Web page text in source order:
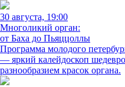
30 августа, 19:00
Многоликий орган:
от Баха до Пьяццоллы
Программа молодого
— яркий калейдоскоп
разнообразием красок органа.